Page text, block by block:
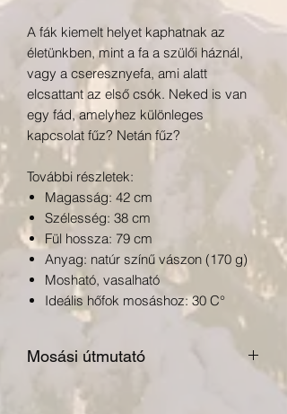
A fák kiemelt helyet kaphatnak az
életünkben, mint a fa a szülői háznál,
vagy a cseresznyefa, ami alatt
elcsattant az első csók. Neked is van
egy fád, amelyhez különleges
kapcsolat fűz? Netán fűz?
További részletek:
Magasság: 42 cm
Szélesség: 38 cm
Fül hossza: 79 cm
Anyag: natúr színű vászon (170 g)
Mosható, vasalható
Ideális hőfok mosáshoz: 30 C°
Mosási útmutató
30 fokon mosható